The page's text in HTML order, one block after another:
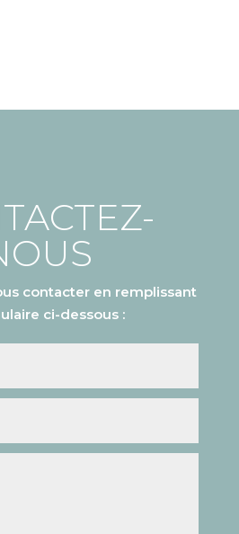
contacter en remplissant
ci-dessous :